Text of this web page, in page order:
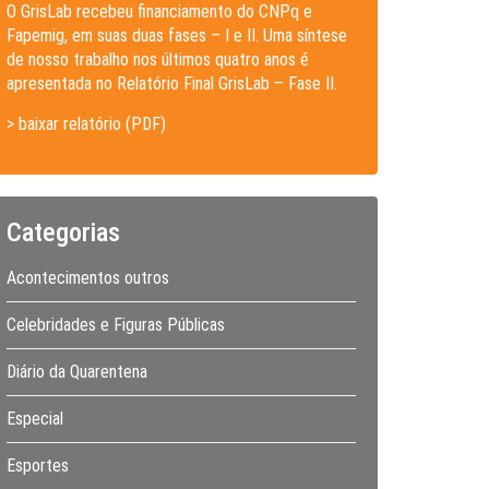
O GrisLab recebeu financiamento do CNPq e
Fapemig, em suas duas fases – I e II. Uma síntese
de nosso trabalho nos últimos quatro anos é
apresentada no Relatório Final GrisLab – Fase II.
> baixar relatório (PDF)
Categorias
Acontecimentos outros
Celebridades e Figuras Públicas
Diário da Quarentena
Especial
Esportes